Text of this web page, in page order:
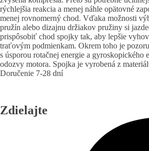
rýchlejšia reakcia a menej náhle opätovné
menej rovnomerný chod. Vďaka možnosti
pružín alebo dizajnu držiakov pružiny si
prispôsobiť chod spojky tak, aby lepšie
traťovým podmienkam. Okrem toho je
s úsporou rotačnej energie a gyroskopického
odozvy motora. Spojka je vyrobená z
Doručenie 7-28 dní
Zdielajte